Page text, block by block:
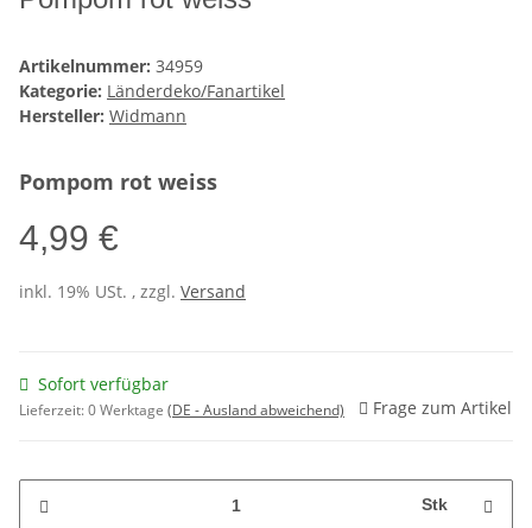
Artikelnummer: 34959
Kategorie: Länderdeko/Fanartikel
Hersteller: Widmann
Pompom rot weiss
4,99 €
inkl. 19% USt. , zzgl. Versand
Sofort verfügbar
Lieferzeit:0 Werktage (DE - Ausland abweichend) Frage zum Artikel
Stk